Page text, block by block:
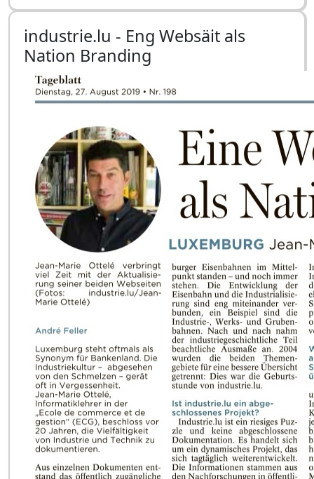
industrie.lu - Eng Websäit als
Nation Branding